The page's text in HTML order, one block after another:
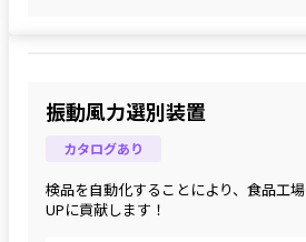
振動風力選別装置
カタログあり
検品を自動化することにより、食品工
UPに貢献します！